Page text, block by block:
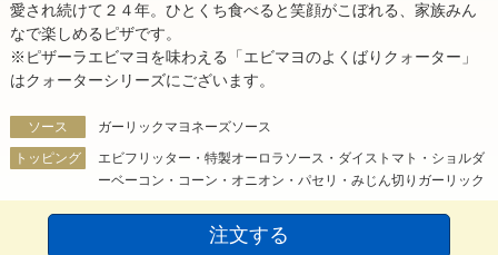
愛され続けて２４年。ひとくち食べると笑顔がこぼれる、家族みん
なで楽しめるピザです。
※ピザーラエビマヨを味わえる「エビマヨのよくばりクォーター」
はクォーターシリーズにございます。
ソース
ガーリックマヨネーズソース
トッピング
エビフリッター・特製オーロラソース・ダイストマト・ショルダ
ーベーコン・コーン・オニオン・パセリ・みじん切りガーリック
注文する